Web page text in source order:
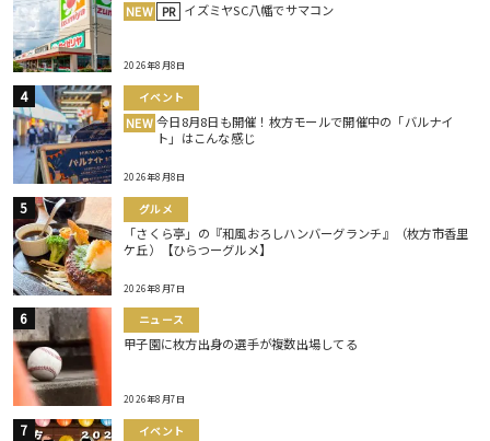
NEW PR イズミヤSC八幡でサマコン
2026年8月8日
イベント
NEW 今日8月8日も開催！枚方モールで開催中の「バルナイ
ト」はこんな感じ
2026年8月8日
グルメ
「さくら亭」の『和風おろしハンバーグランチ』（枚方市香里
ケ丘）【ひらつーグルメ】
2026年8月7日
ニュース
甲子園に枚方出身の選手が複数出場してる
2026年8月7日
イベント